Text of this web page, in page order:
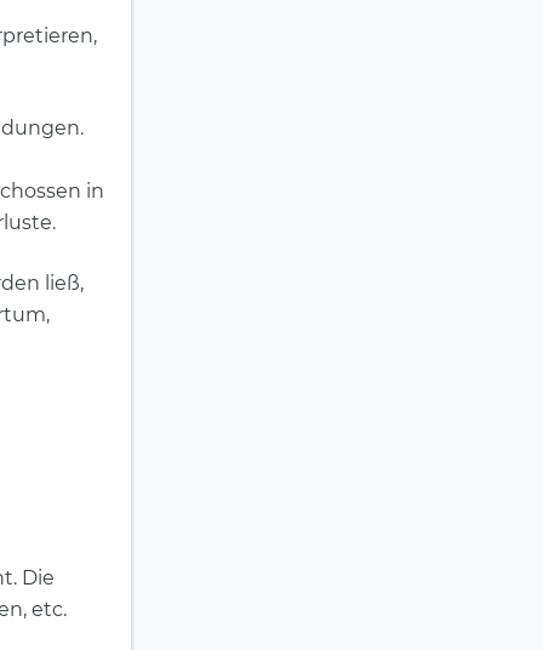
in
ließ,
Die
etc.